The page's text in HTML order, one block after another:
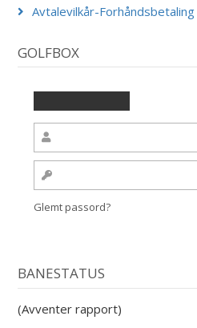
Avtalevilkår-Forhåndsbetaling
GOLFBOX
Glemt passord?
BANESTATUS
(Avventer rapport)